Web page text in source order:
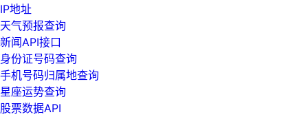
IP地址
天气预报查询
新闻API接口
身份证号码查询
手机号码归属地查询
星座运势查询
股票数据API